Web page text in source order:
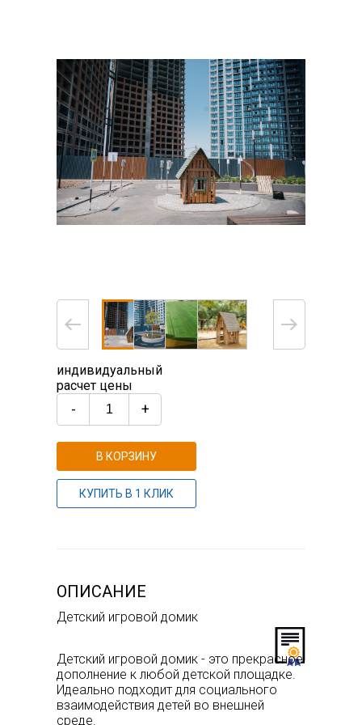
индивидуальный
расчет цены
- +
В КОРЗИНУ
КУПИТЬ В 1 КЛИК
ОПИСАНИЕ
Детский игровой домик
Детский игровой домик - это прекрасное
дополнение к любой детской площадке.
Идеально подходит для социального
взаимодействия детей во внешней
среде.